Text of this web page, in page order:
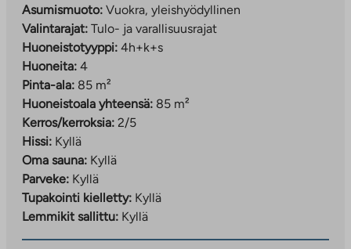
Asumismuoto: Vuokra, yleishyödyllinen
Valintarajat: Tulo- ja varallisuusrajat
Huoneistotyyppi: 4h+k+s
Huoneita: 4
Pinta-ala: 85 m²
Huoneistoala yhteensä: 85 m²
Kerros/kerroksia: 2/5
Hissi: Kyllä
Oma sauna: Kyllä
Parveke: Kyllä
Tupakointi kielletty: Kyllä
Lemmikit sallittu: Kyllä